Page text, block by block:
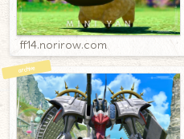
ff14.norirow.com